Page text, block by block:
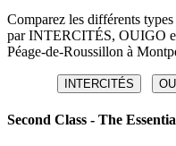
Comparez les différents
par INTERCITÉS, OUIGO
Péage-de-Roussillon à
INTERCITÉS
Second Class - The